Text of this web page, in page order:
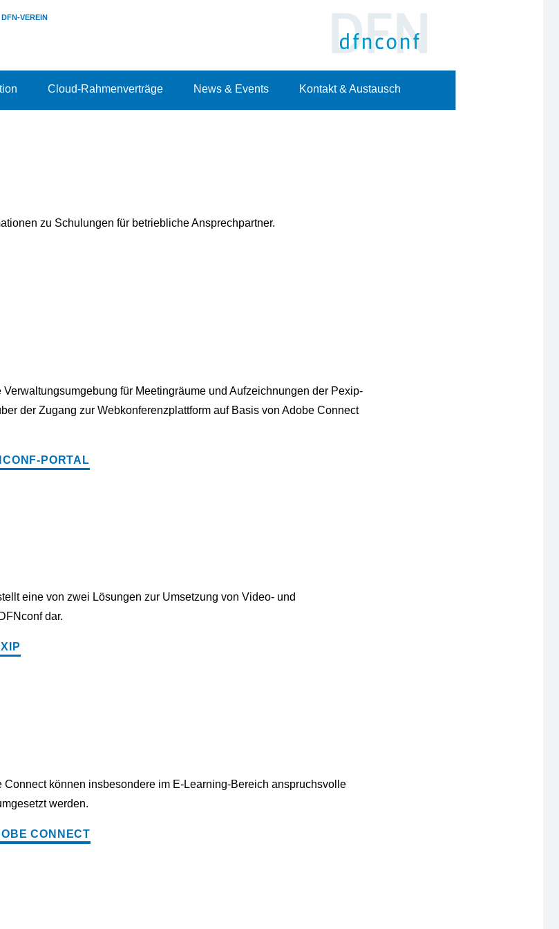
DFN-VEREIN
Cloud-Rahmenverträge News & Events Kontakt & Austausch
zu Schulungen für betriebliche Ansprechpartner.
für Meetingräume und Aufzeichnungen der Pexip-
der Zugang zur Webkonferenzplattform auf Basis von Adobe Connect
PORTAL
eine von zwei Lösungen zur Umsetzung von Video- und
dar.
Connect können insbesondere im E-Learning-Bereich anspruchsvolle
werden.
CONNECT